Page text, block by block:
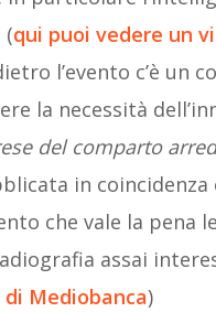
(qui puoi vedere un
l’evento c’è
la necessità
del comparto
in coincidenza
che vale la pena
assai
Mediobanca)